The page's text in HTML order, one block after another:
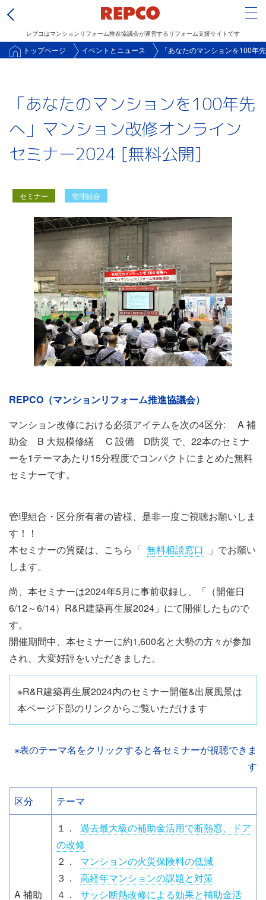
レプコはマンションリフォーム推進協議会が運営するリフォーム支援サイトです
トップページ イベントとニュース 「あなたのマンションを100年
「あなたのマンションを100年先
へ」マンション改修オンライン
セミナー2024 [無料公開]
セミナー 管理組合
ベ
ン
ト
情
報
REPCO（マンションリフォーム推進協議会）
マンション改修における必須アイテムを次の4区分: A 補
助金 B 大規模修繕 C 設備 D防災 で、22本のセミナ
ーを1テーマあたり15分程度でコンパクトにまとめた無料
セミナーです。
管理組合・区分所有者の皆様、是非一度ご視聴お願いしま
す！！
本セミナーの質疑は、こちら「 無料相談窓口
」でお願い
します。
尚、本セミナーは2024年5月に事前収録し、「（開催日
6/12～6/14）R&R建築再生展2024」にて開催したもので
す。
開催期間中、本セミナーに約1,600名と大勢の方々が参加
され、大変好評をいただきました。
※R&R建築再生展2024内のセミナー開催&出展風景は
本ページ下部のリンクからご覧いただけます
※表のテーマ名をクリックすると各セミナーが視聴できま
す
区分 テーマ
A 補助
１．
過去最大級の補助金活用で断熱窓、ドア
の改修
２．
マンションの火災保険料の低減
３．
高経年マンションの課題と対策
４．
サッシ断熱改修による効果と補助金活